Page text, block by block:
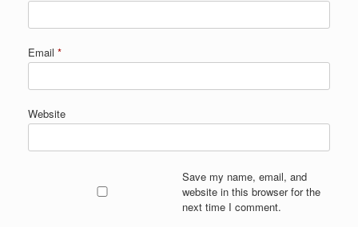
Email *
Website
Save my name, email, and
website in this browser for the
next time I comment.